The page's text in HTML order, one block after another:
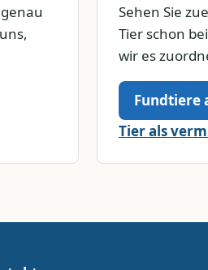
Sehen Sie
Tier schon
wir es
Fundtiere
Tier als